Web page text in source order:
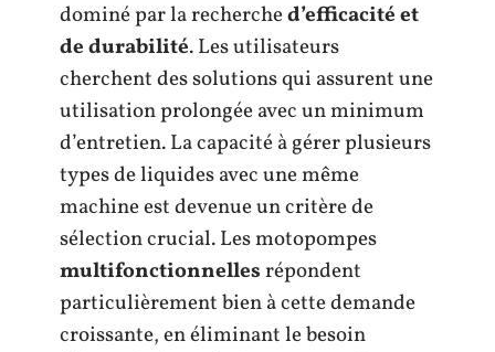
dominé par la recherched’efficacité et
de durabilité. Les utilisateurs
cherchent des solutions qui assurent une
utilisation prolongée avec un minimum
d’entretien. La capacité à gérer plusieurs
types de liquides avec une même
machine est devenue un critère de
sélection crucial. Les motopompes
multifonctionnellesrépondent
particulièrement bien à cette demande
croissante, en éliminant le besoin